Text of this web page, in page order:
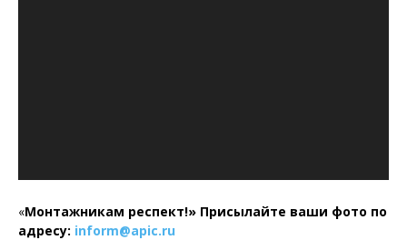
«Монтажникам респект!» Присылайте ваши фото по
адресу: inform@apic.ru